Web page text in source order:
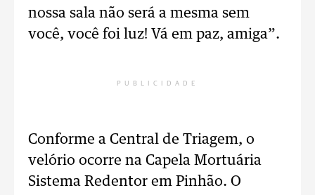
nossa sala não será a mesma sem
você, você foi luz! Vá em paz, amiga”.
PUBLICIDADE
Conforme a Central de Triagem, o
velório ocorre na Capela Mortuária
Sistema Redentor em Pinhão. O